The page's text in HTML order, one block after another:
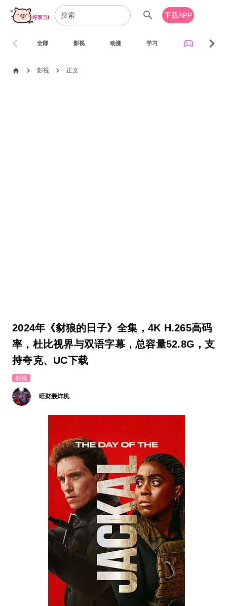
search 下载APP
全部 影视 动漫 学习 sports_esports
chevron_left chevron_right
home chevron_right 影视 chevron_right 正文
2024年《豺狼的日子》全集，4K H.265高码
率，杜比视界与双语字幕，总容量52.8G，支
持夸克、UC下载
影视
旺财轰炸机